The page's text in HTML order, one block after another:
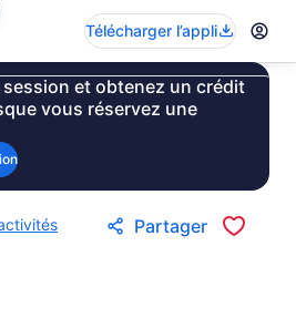
Télécharger l’appli
session et obtenez un crédit
vous réservez une
Partager